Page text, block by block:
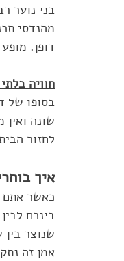
בני נוער
מהנדסי
דופן.
חוויה
בסופו של
שונה
לחזור
איך
כאשר אתם
בינכם
שנוצר
אמן זה